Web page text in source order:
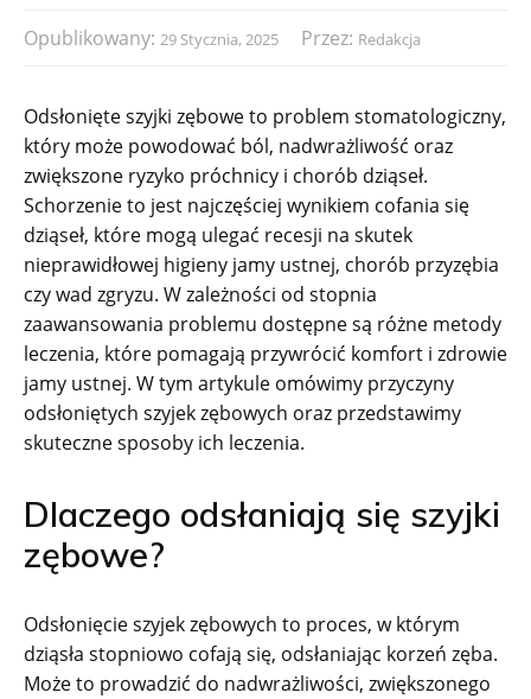
Opublikowany: 29 Stycznia, 2025 Przez: Redakcja
Odsłonięte szyjki zębowe to problem stomatologiczny,
który może powodować ból, nadwrażliwość oraz
zwiększone ryzyko próchnicy i chorób dziąseł.
Schorzenie to jest najczęściej wynikiem cofania się
dziąseł, które mogą ulegać recesji na skutek
nieprawidłowej higieny jamy ustnej, chorób przyzębia
czy wad zgryzu. W zależności od stopnia
zaawansowania problemu dostępne są różne metody
leczenia, które pomagają przywrócić komfort i zdrowie
jamy ustnej. W tym artykule omówimy przyczyny
odsłoniętych szyjek zębowych oraz przedstawimy
skuteczne sposoby ich leczenia.
Dlaczego odsłaniają się szyjki
zębowe?
Odsłonięcie szyjek zębowych to proces, w którym
dziąsła stopniowo cofają się, odsłaniając korzeń zęba.
Może to prowadzić do nadwrażliwości, zwiększonego